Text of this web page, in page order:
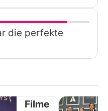
die perfekte
Filme